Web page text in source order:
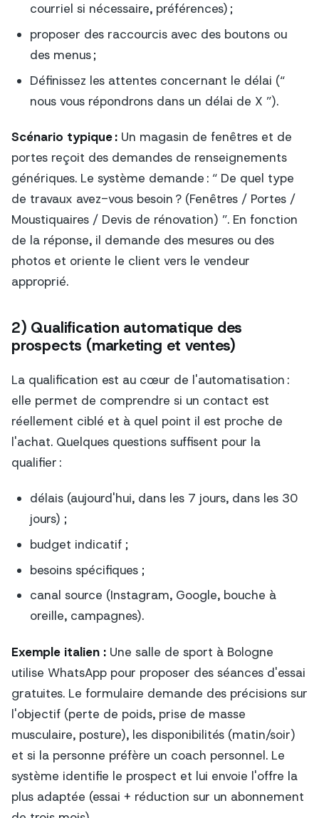
courriel si nécessaire, préférences) ;
proposer des raccourcis avec des boutons ou
des menus ;
Définissez les attentes concernant le délai (“
nous vous répondrons dans un délai de X ”).
Scénario typique : Un magasin de fenêtres et de
portes reçoit des demandes de renseignements
génériques. Le système demande : “ De quel type
de travaux avez-vous besoin ? (Fenêtres / Portes /
Moustiquaires / Devis de rénovation) ”. En fonction
de la réponse, il demande des mesures ou des
photos et oriente le client vers le vendeur
approprié.
2) Qualification automatique des
prospects (marketing et ventes)
La qualification est au cœur de l'automatisation :
elle permet de comprendre si un contact est
réellement ciblé et à quel point il est proche de
l'achat. Quelques questions suffisent pour la
qualifier :
délais (aujourd'hui, dans les 7 jours, dans les 30
jours) ;
budget indicatif ;
besoins spécifiques ;
canal source (Instagram, Google, bouche à
oreille, campagnes).
Exemple italien : Une salle de sport à Bologne
utilise WhatsApp pour proposer des séances d'essai
gratuites. Le formulaire demande des précisions sur
l'objectif (perte de poids, prise de masse
musculaire, posture), les disponibilités (matin/soir)
et si la personne préfère un coach personnel. Le
système identifie le prospect et lui envoie l'offre la
plus adaptée (essai + réduction sur un abonnement